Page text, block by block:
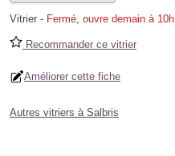
Vitrier - Fermé, ouvre demain à 10h
Recommander ce vitrier
Améliorer cette fiche
Autres vitriers à Salbris